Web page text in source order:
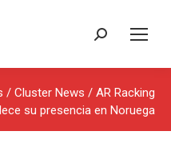
Search:
/ Cluster News / AR Racking
su presencia en Noruega